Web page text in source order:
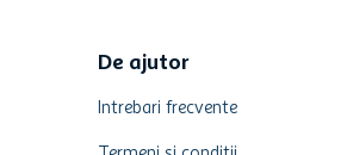
De ajutor
Intrebari frecvente